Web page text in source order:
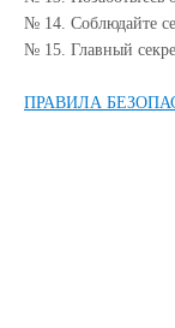
№ 14. Соблюдайте
№ 15. Главный
ПРАВИЛА